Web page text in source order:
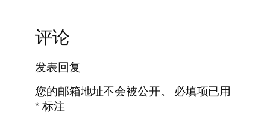
评论
发表回复
您的邮箱地址不会被公开。
必填项已用
*标注